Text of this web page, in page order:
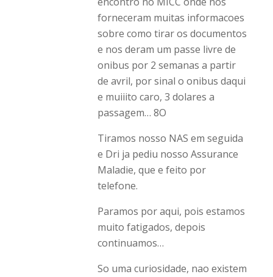
forneceram muitas informacoes
sobre como tirar os documentos
e nos deram um passe livre de
onibus por 2 semanas a partir
de avril, por sinal o onibus daqui
e muiiito caro, 3 dolares a
passagem… 8O
Tiramos nosso NAS em seguida
e Dri ja pediu nosso Assurance
Maladie, que e feito por
telefone.
Paramos por aqui, pois estamos
muito fatigados, depois
continuamos…
So uma curiosidade, nao existem